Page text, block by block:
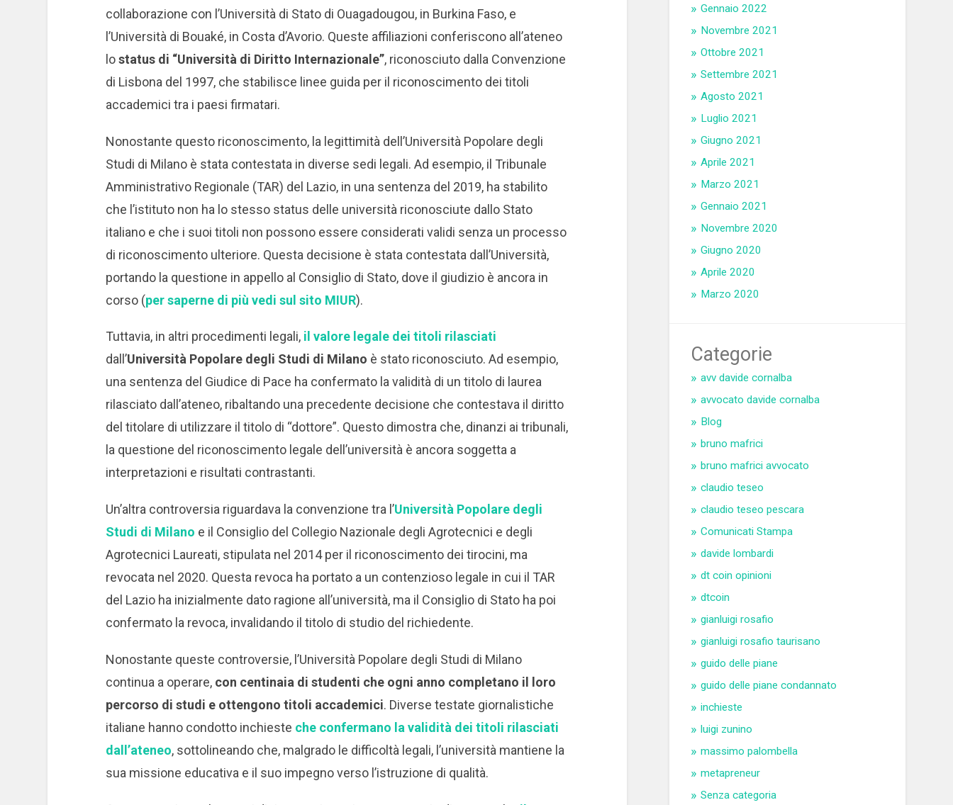
collaborazione con l’Università di Stato di Ouagadougou, in Burkina Faso, e
l’Università di Bouaké, in Costa d’Avorio. Queste affiliazioni conferiscono all’ateneo
lostatus di “Università di Diritto Internazionale”, riconosciuto dalla Convenzione
di Lisbona del 1997, che stabilisce linee guida per il riconoscimento dei titoli
accademici tra i paesi firmatari.
Nonostante questo riconoscimento, la legittimità dell’Università Popolare degli
Studi di Milano è stata contestata in diverse sedi legali. Ad esempio, il Tribunale
Amministrativo Regionale (TAR) del Lazio, in una sentenza del 2019, ha stabilito
che l’istituto non ha lo stesso status delle università riconosciute dallo Stato
italiano e che i suoi titoli non possono essere considerati validi senza un processo
di riconoscimento ulteriore. Questa decisione è stata contestata dall’Università,
portando la questione in appello al Consiglio di Stato, dove il giudizio è ancora in
corso (per saperne di più vedi sul sito MIUR).
Tuttavia, in altri procedimenti legali, il valore legale dei titoli rilasciati
dall’Università Popolare degli Studi di Milano è stato riconosciuto. Ad esempio,
una sentenza del Giudice di Pace ha confermato la validità di un titolo di laurea
rilasciato dall’ateneo, ribaltando una precedente decisione che contestava il diritto
del titolare di utilizzare il titolo di “dottore”. Questo dimostra che, dinanzi ai tribunali,
la questione del riconoscimento legale dell’università è ancora soggetta a
interpretazioni e risultati contrastanti.
Un’altra controversia riguardava la convenzione tra l’Università Popolare degli
Studi di Milano e il Consiglio del Collegio Nazionale degli Agrotecnici e degli
Agrotecnici Laureati, stipulata nel 2014 per il riconoscimento dei tirocini, ma
revocata nel 2020. Questa revoca ha portato a un contenzioso legale in cui il TAR
del Lazio ha inizialmente dato ragione all’università, ma il Consiglio di Stato ha poi
confermato la revoca, invalidando il titolo di studio del richiedente.
Nonostante queste controversie, l’Università Popolare degli Studi di Milano
continua a operare, con centinaia di studenti che ogni anno completano il loro
percorso di studi e ottengono titoli accademici. Diverse testate giornalistiche
italiane hanno condotto inchieste che confermano la validità dei titoli rilasciati
dall’ateneo, sottolineando che, malgrado le difficoltà legali, l’università mantiene la
sua missione educativa e il suo impegno verso l’istruzione di qualità.
Gennaio 2022
Novembre 2021
Ottobre 2021
Settembre 2021
Agosto 2021
Luglio 2021
Giugno 2021
Aprile 2021
Marzo 2021
Gennaio 2021
Novembre 2020
Giugno 2020
Aprile 2020
Marzo 2020
Categorie
avv davide cornalba
avvocato davide cornalba
Blog
bruno mafrici
bruno mafrici avvocato
claudio teseo
claudio teseo pescara
Comunicati Stampa
davide lombardi
dt coin opinioni
dtcoin
gianluigi rosafio
gianluigi rosafio taurisano
guido delle piane
guido delle piane condannato
inchieste
luigi zunino
massimo palombella
metapreneur
Senza categoria